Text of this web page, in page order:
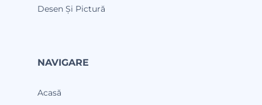
Desen Și Pictură
NAVIGARE
Acasă